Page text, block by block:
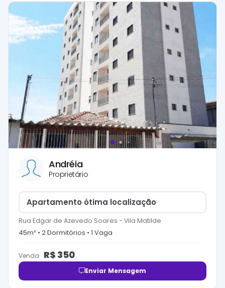
Andréia
Proprietário
Apartamento ótima localização
Rua Edgar de Azevedo Soares - Vila Matilde
45m² • 2Dormitórios • 1 Vaga
Venda R$ 350
Enviar Mensagem